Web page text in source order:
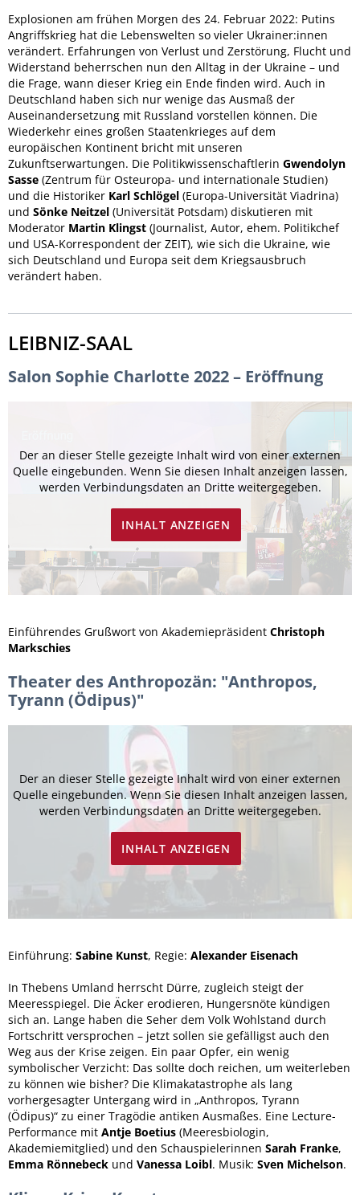
Explosionen am frühen Morgen des 24. Februar 2022: Putins
Angriffskrieg hat die Lebenswelten so vieler Ukrainer:innen
verändert. Erfahrungen von Verlust und Zerstörung, Flucht und
Widerstand beherrschen nun den Alltag in der Ukraine – und
die Frage, wann dieser Krieg ein Ende finden wird. Auch in
Deutschland haben sich nur wenige das Ausmaß der
Auseinandersetzung mit Russland vorstellen können. Die
Wiederkehr eines großen Staaten­krieges auf dem
europäischen Kontinent bricht mit unseren
Zukunftserwartungen. Die Politikwissenschaftlerin Gwendolyn
Sasse (Zentrum für Osteuropa- und internationale Studien)
und die Historiker Karl Schlögel (Europa-Universität Viadrina)
und Sönke Neitzel (Universität Potsdam) diskutieren mit
Moderator Martin Klingst (Journalist, Autor, ehem. Politikchef
und USA-Korrespondent der ZEIT), wie sich die Ukraine, wie
sich Deutschland und Europa seit dem Kriegsausbruch
verändert haben.
LEIBNIZ-SAAL
Salon Sophie Charlotte 2022 – Eröffnung
Der an dieser Stelle gezeigte Inhalt wird von einer externen
Quelle eingebunden. Wenn Sie diesen Inhalt anzeigen lassen,
werden Verbindungsdaten an Dritte weitergegeben.
INHALT ANZEIGEN
Einführendes Grußwort von Akademiepräsident Christoph
Markschies
Theater des Anthropozän: "Anthropos,
Tyrann (Ödipus)"
Der an dieser Stelle gezeigte Inhalt wird von einer externen
Quelle eingebunden. Wenn Sie diesen Inhalt anzeigen lassen,
werden Verbindungsdaten an Dritte weitergegeben.
INHALT ANZEIGEN
Einführung: Sabine Kunst, Regie: Alexander Eisenach
In Thebens Umland herrscht Dürre, zugleich steigt der
Meeresspiegel. Die Äcker erodieren, Hungersnöte kündigen
sich an. Lange haben die Seher dem Volk Wohlstand durch
Fortschritt versprochen – jetzt sollen sie gefälligst auch den
Weg aus der Krise zeigen. Ein paar Opfer, ein wenig
symbolischer Verzicht: Das sollte doch reichen, um weiterleben
zu können wie bisher? Die Klimakatastrophe als lang
vorhergesagter Untergang wird in „Anthropos, Tyrann
(Ödipus)“ zu einer Tragödie antiken Ausmaßes. Eine Lecture-
Performance mit Antje Boetius (Meeresbiologin,
Akademiemitglied) und den Schauspielerinnen Sarah Franke,
Emma Rönnebeck und Vanessa Loibl. Musik: Sven Michelson.